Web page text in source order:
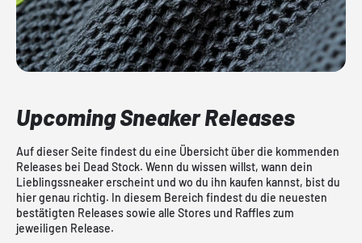
Upcoming Sneaker Releases
Auf dieser Seite findest du eine Übersicht über die kommenden
Releases bei Dead Stock. Wenn du wissen willst, wann dein
Lieblingssneaker erscheint und wo du ihn kaufen kannst, bist du
hier genau richtig. In diesem Bereich findest du die neuesten
bestätigten Releases sowie alle Stores und Raffles zum
jeweiligen Release.